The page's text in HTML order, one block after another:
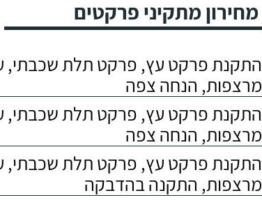
מחירון מתקיני פרקטים
התקנת פרקט עץ, פרקט תלת שכבתי,
מרצפות, הנחה צפה
התקנת פרקט עץ, פרקט תלת שכבתי,
מרצפות, הנחה צפה
התקנת פרקט עץ, פרקט תלת שכבתי,
מרצפות, התקנה בהדבקה